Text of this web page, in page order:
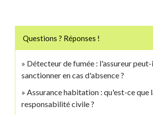
Questions ? Réponses !
Détecteur de fumée : l'assureur
sanctionner en cas d'absence ?
Assurance habitation : qu'est-ce que
responsabilité civile ?